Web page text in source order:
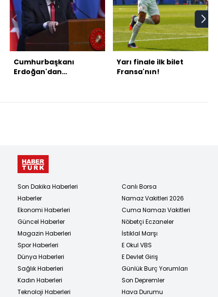
Cumhurbaşkanı
Erdoğan'dan
Yarı finale ilk bilet
Fransa'nın!
Son Dakika Haberleri
Haberler
Ekonomi Haberleri
Güncel Haberler
Magazin Haberleri
Spor Haberleri
Dünya Haberleri
Sağlık Haberleri
Kadın Haberleri
Teknoloji Haberleri
Canlı Borsa
Namaz Vakitleri 2026
Cuma Namazı Vakitleri
Nöbetçi Eczaneler
İstiklal Marşı
E Okul VBS
E Devlet Giriş
Günlük Burç Yorumları
Son Depremler
Hava Durumu